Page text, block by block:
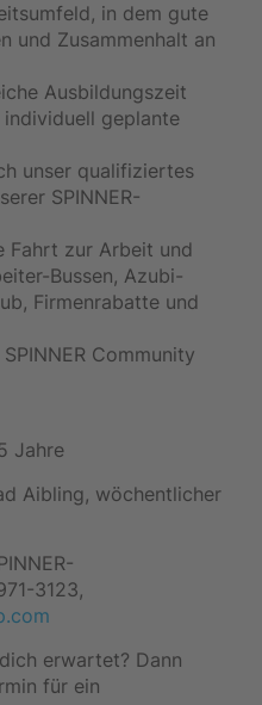
in dem gute
und Zusammenhalt an
Ausbildungszeit
geplante
unser qualifiziertes
SPINNER-
Fahrt zur Arbeit und
Bussen, Azubi-
Firmenrabatte und
Community
Jahre
Aibling, wöchentlicher
3123,
erwartet? Dann
für ein